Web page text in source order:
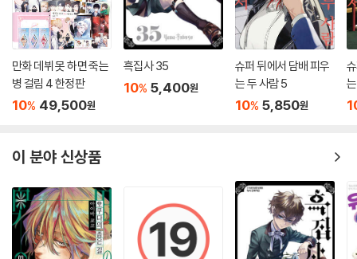
만화 데뷔 못 하면 죽는
병 걸림 4 한정판
10% 49,500원
흑집사 35
10% 5,400원
슈퍼 뒤에서 담배 피우
는 두 사람 5
10% 5,850원
이 분야 신상품